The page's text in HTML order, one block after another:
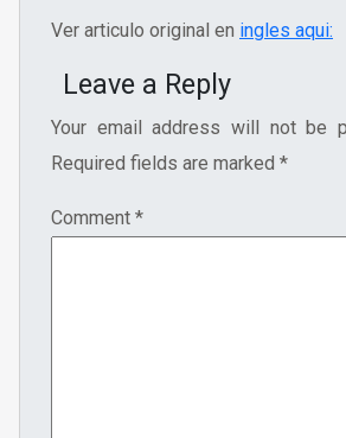
Ver articulo original en ingles aqui:
Leave a Reply
Your email address will not be
Required fields are marked *
Comment *